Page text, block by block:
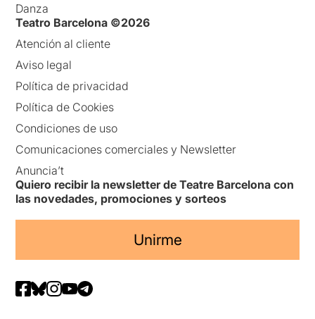
Danza
Teatro Barcelona ©2026
Atención al cliente
Aviso legal
Política de privacidad
Política de Cookies
Condiciones de uso
Comunicaciones comerciales y Newsletter
Anuncia’t
Quiero recibir la newsletter de Teatre Barcelona con
las novedades, promociones y sorteos
Unirme